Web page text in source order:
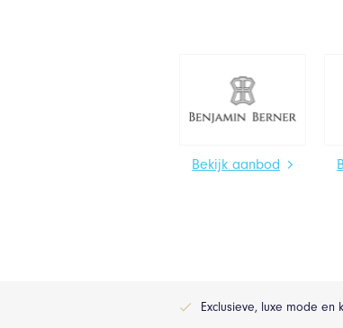
Bekijk aanbod
Exclusieve, luxe mode